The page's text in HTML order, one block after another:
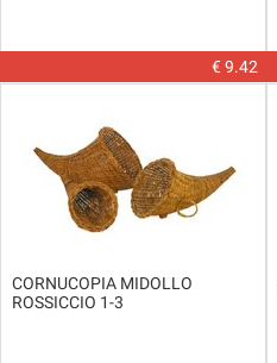
€ 9.42
CORNUCOPIA MIDOLLO
ROSSICCIO 1-3